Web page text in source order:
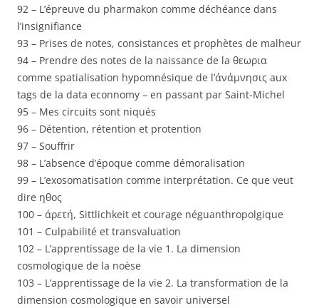
92 – L’épreuve du pharmakon comme déchéance dans
l’insignifiance
93 – Prises de notes, consistances et prophètes de malheur
94 – Prendre des notes de la naissance de la θεωρια
comme spatialisation hypomnésique de l’άνάμνησις aux
tags de la data econnomy – en passant par Saint-Michel
95 – Mes circuits sont niqués
96 – Détention, rétention et protention
97 – Souffrir
98 – L’absence d’époque comme démoralisation
99 – L’exosomatisation comme interprétation. Ce que veut
dire ηθος
100 – άρετή, Sittlichkeit et courage néguanthropolgique
101 – Culpabilité et transvaluation
102 – L’apprentissage de la vie 1. La dimension
cosmologique de la noèse
103 – L’apprentissage de la vie 2. La transformation de la
dimension cosmologique en savoir universel